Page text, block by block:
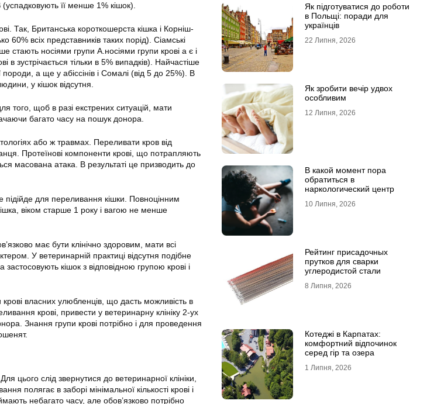
її менше 1% кішок).
Так, Британська короткошерста кішка і Корніш-
60% всіх представників таких порід). Сіамські
стають носіями групи А.носіями групи крові а є і
в зустрічається тільки в 5% випадків). Найчастіше
породи, а ще у абіссінів і Сомалі (від 5 до 25%). В
у кішок відсутня.
того, щоб в разі екстрених ситуацій, мати
багато часу на пошук донора.
або ж травмах. Переливати кров від
Протеїнові компоненти крові, що потрапляють
масована атака. В результаті це призводить до
для переливання кішки. Повноцінним
віком старше 1 року і вагою не менше
має бути клінічно здоровим, мати всі
У ветеринарній практиці відсутня подібне
кішок з відповідною групою крові і
крові власних улюбленців, що дасть можливість в
крові, привести у ветеринарну клініку 2-ух
Знання групи крові потрібно і для проведення
цього слід звернутися до ветеринарної клініки,
полягає в заборі мінімальної кількості крові і
небагато часу, але обов’язково потрібно
Як підготуватися до роботи
в Польщі: поради для
українців
22 Липня, 2026
Як зробити вечір удвох
особливим
12 Липня, 2026
В какой момент пора
обратиться в
наркологический центр
10 Липня, 2026
Рейтинг присадочных
прутков для сварки
углеродистой стали
8 Липня, 2026
Котеджі в Карпатах:
комфортний відпочинок
серед гір та озера
1 Липня, 2026